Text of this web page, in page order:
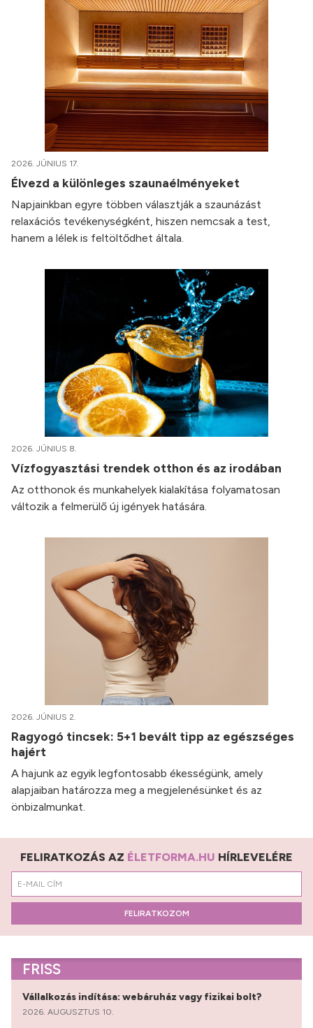
2026. JÚNIUS 17.
Élvezd a különleges szaunaélményeket
Napjainkban egyre többen választják a szaunázást
relaxációs tevékenységként, hiszen nemcsak a test,
hanem a lélek is feltöltődhet általa.
2026. JÚNIUS 8.
Vízfogyasztási trendek otthon és az irodában
Az otthonok és munkahelyek kialakítása folyamatosan
változik a felmerülő új igények hatására.
2026. JÚNIUS 2.
Ragyogó tincsek: 5+1 bevált tipp az egészséges
hajért
A hajunk az egyik legfontosabb ékességünk, amely
alapjaiban határozza meg a megjelenésünket és az
önbizalmunkat.
FELIRATKOZÁS AZ ÉLETFORMA.HU HÍRLEVELÉRE
FELIRATKOZOM
FRISS
Vállalkozás indítása: webáruház vagy fizikai bolt?
2026. AUGUSZTUS 10.